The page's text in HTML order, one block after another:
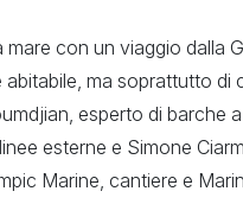
mare con un viaggio dalla
abitabile, ma soprattutto
esperto di barche
esterne e Simone
Marine, cantiere e